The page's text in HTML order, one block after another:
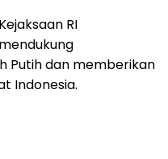
RI
Putih dan memberikan
Indonesia.